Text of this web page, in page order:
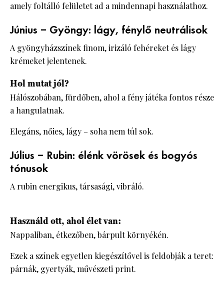
amely foltálló felületet ad a mindennapi használathoz.
Június – Gyöngy: lágy, fénylő neutrálisok
A gyöngyházszínek finom, irizáló fehéreket és lágy
krémeket jelentenek.
Hol mutat jól?
Hálószobában, fürdőben, ahol a fény játéka fontos része
a hangulatnak.
Elegáns, nőies, lágy – soha nem túl sok.
Július – Rubin: élénk vörösek és bogyós
tónusok
A rubin energikus, társasági, vibráló.
Használd ott, ahol élet van:
Nappaliban, étkezőben, bárpult környékén.
Ezek a színek egyetlen kiegészítővel is feldobják a teret:
párnák, gyertyák, művészeti print.